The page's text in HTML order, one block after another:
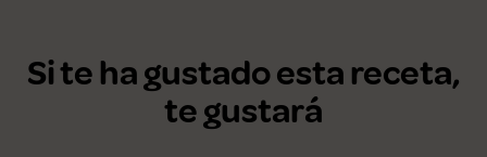
Si te ha gustado esta receta,
te gustará